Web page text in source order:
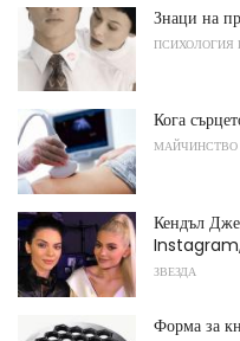
Знаци на
ПСИХОЛОГИЯ
Кога
МАЙЧИНСТВО
Кендъл
Instagram,
ЗВЕЗДА
Форма за